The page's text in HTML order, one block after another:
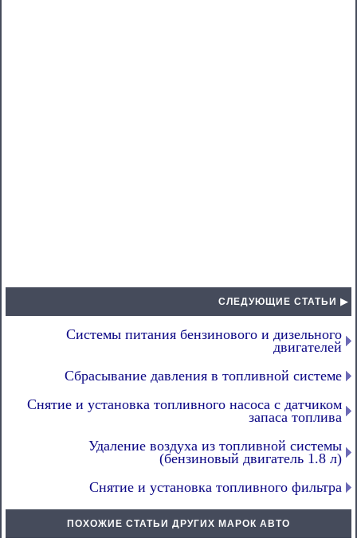
СЛЕДУЮЩИЕ СТАТЬИ ▶
Системы питания бензинового и дизельного
двигателей
Сбрасывание давления в топливной системе
Снятие и установка топливного насоса с датчиком
запаса топлива
Удаление воздуха из топливной системы
(бензиновый двигатель 1.8 л)
Снятие и установка топливного фильтра
ПОХОЖИЕ СТАТЬИ ДРУГИХ МАРОК АВТО